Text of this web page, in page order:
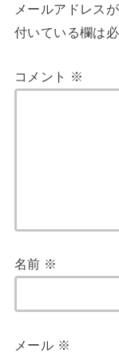
メールアドレス
付いている欄は
コメント ※
名前 ※
メール ※